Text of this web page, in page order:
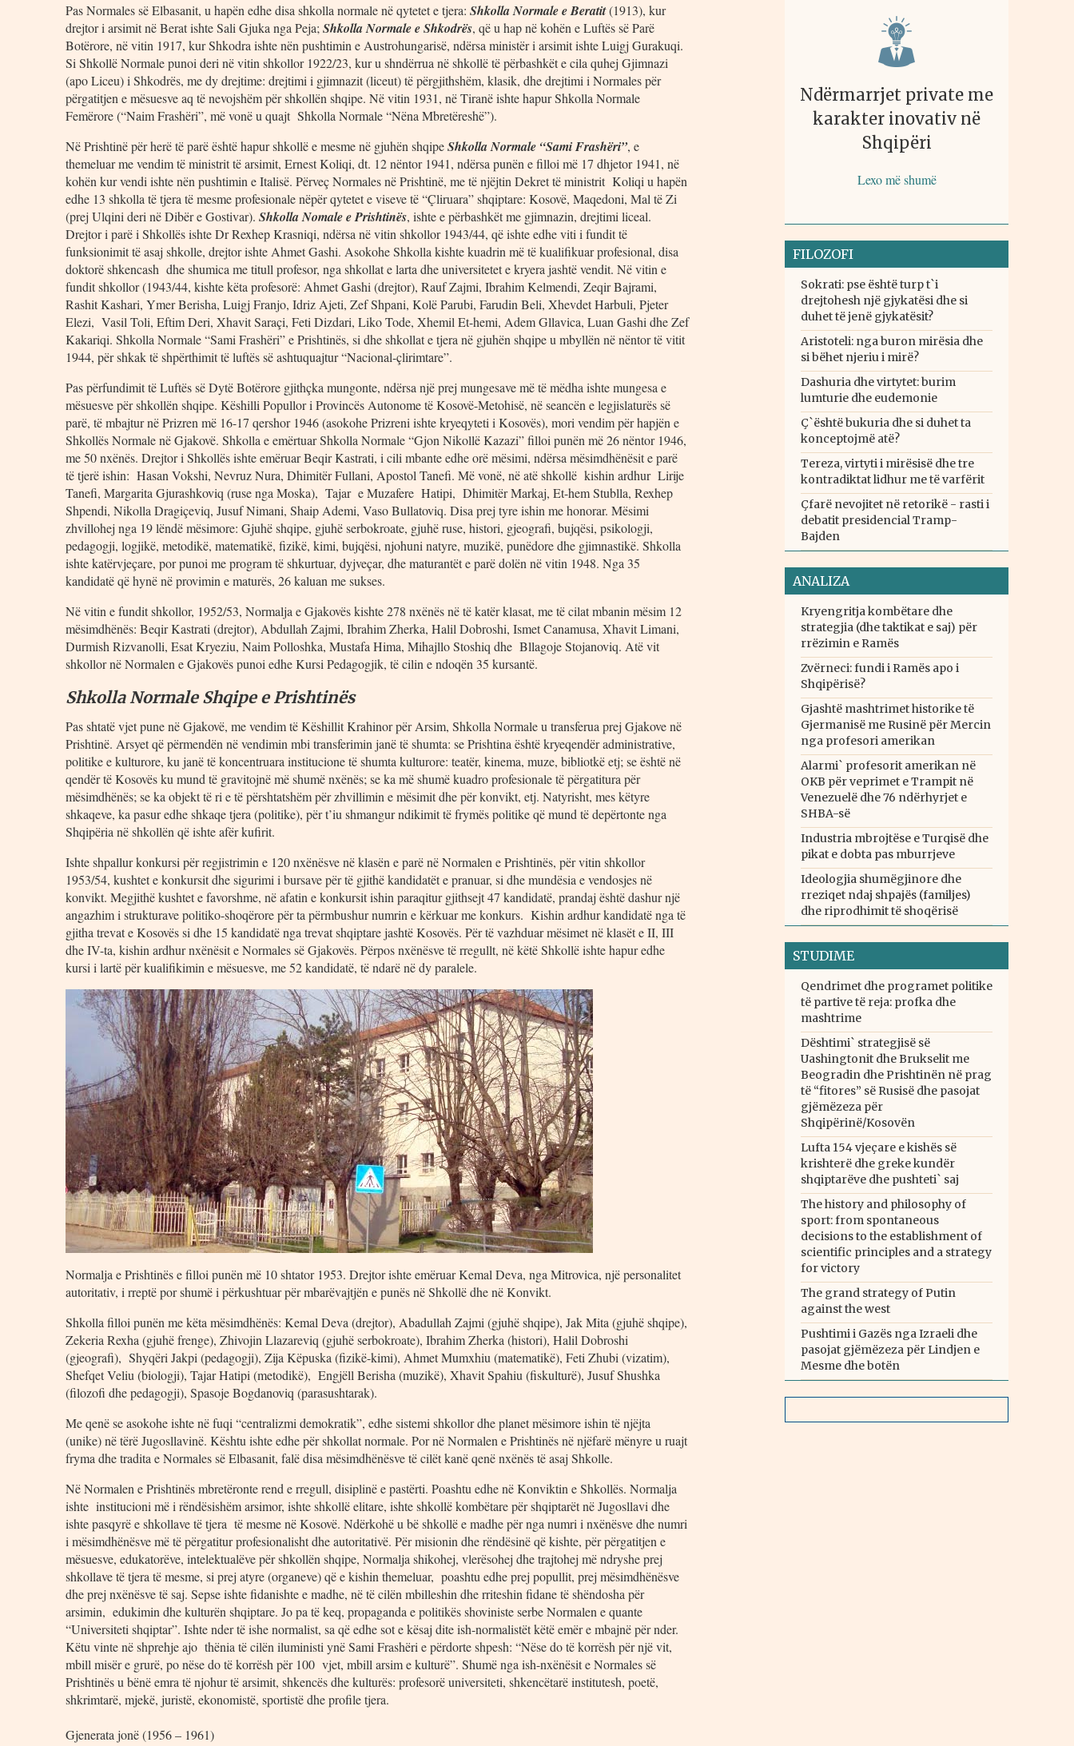
Pas Normales së Elbasanit, u hapën edhe disa shkolla normale në qytetet e tjera: Shkolla Normale e Beratit(1913), kur
drejtor i arsimit në Berat ishte Sali Gjuka nga Peja; Shkolla Normale e Shkodrës, që u hap në kohën e Luftës së Parë
Botërore, në vitin 1917, kur Shkodra ishte nën pushtimin e Austrohungarisë, ndërsa ministër i arsimit ishte Luigj Gurakuqi.
Si Shkollë Normale punoi deri në vitin shkollor 1922/23, kur u shndërrua në shkollë të përbashkët e cila quhej Gjimnazi
(apo Liceu) i Shkodrës, me dy drejtime: drejtimi i gjimnazit (liceut) të përgjithshëm, klasik, dhe drejtimi i Normales për
përgatitjen e mësuesve aq të nevojshëm për shkollën shqipe. Në vitin 1931, në Tiranë ishte hapur Shkolla Normale
Femërore (“Naim Frashëri”, më vonë u quajt Shkolla Normale “Nëna Mbretëreshë”).
Në Prishtinë për herë të parë është hapur shkollë e mesme në gjuhën shqipeShkolla Normale “Sami Frashëri”, e
themeluar me vendim të ministrit të arsimit, Ernest Koliqi, dt. 12 nëntor 1941, ndërsa punën e filloi më 17 dhjetor 1941, në
kohën kur vendi ishte nën pushtimin e Italisë. Përveç Normales në Prishtinë, me të njëjtin Dekret të ministrit Koliqi u hapën
edhe 13 shkolla të tjera të mesme profesionale nëpër qytetet e viseve të “Çliruara” shqiptare: Kosovë, Maqedoni, Mal të Zi
(prej Ulqini deri në Dibër e Gostivar). Shkolla Nomale e Prishtinës, ishte e përbashkët me gjimnazin, drejtimi liceal.
Drejtor i parë i Shkollës ishte Dr Rexhep Krasniqi, ndërsa në vitin shkollor 1943/44, që ishte edhe viti i fundit të
funksionimit të asaj shkolle, drejtor ishte Ahmet Gashi. Asokohe Shkolla kishte kuadrin më të kualifikuar profesional, disa
doktorë shkencash dhe shumica me titull profesor, nga shkollat e larta dhe universitetet e kryera jashtë vendit. Në vitin e
fundit shkollor (1943/44, kishte këta profesorë: Ahmet Gashi (drejtor), Rauf Zajmi, Ibrahim Kelmendi, Zeqir Bajrami,
Rashit Kashari, Ymer Berisha, Luigj Franjo, Idriz Ajeti, Zef Shpani, Kolë Parubi, Farudin Beli, Xhevdet Harbuli, Pjeter
Elezi, Vasil Toli, Eftim Deri, Xhavit Saraçi, Feti Dizdari, Liko Tode, Xhemil Et-hemi, Adem Gllavica, Luan Gashi dhe Zef
Kakariqi. Shkolla Normale “Sami Frashëri” e Prishtinës, si dhe shkollat e tjera në gjuhën shqipe u mbyllën në nëntor të vitit
1944, për shkak të shpërthimit të luftës së ashtuquajtur “Nacional-çlirimtare”.
Pas përfundimit të Luftës së Dytë Botërore gjithçka mungonte, ndërsa një prej mungesave më të mëdha ishte mungesa e
mësuesve për shkollën shqipe. Këshilli Popullor i Provincës Autonome të Kosovë-Metohisë, në seancën e legjislaturës së
parë, të mbajtur në Prizren më 16-17 qershor 1946 (asokohe Prizreni ishte kryeqyteti i Kosovës), mori vendim për hapjën e
Shkollës Normale në Gjakovë. Shkolla e emërtuar Shkolla Normale “Gjon Nikollë Kazazi” filloi punën më 26 nëntor 1946,
me 50 nxënës. Drejtor i Shkollës ishte emëruar Beqir Kastrati, i cili mbante edhe orë mësimi, ndërsa mësimdhënësit e parë
të tjerë ishin: Hasan Vokshi, Nevruz Nura, Dhimitër Fullani, Apostol Tanefi. Më vonë, në atë shkollë kishin ardhur Lirije
Tanefi, Margarita Gjurashkoviq (ruse nga Moska), Tajar e Muzafere Hatipi, Dhimitër Markaj, Et-hem Stublla, Rexhep
Shpendi, Nikolla Dragiçeviq, Jusuf Nimani, Shaip Ademi, Vaso Bullatoviq. Disa prej tyre ishin me honorar. Mësimi
zhvillohej nga 19 lëndë mësimore: Gjuhë shqipe, gjuhë serbokroate, gjuhë ruse, histori, gjeografi, bujqësi, psikologji,
pedagogji, logjikë, metodikë, matematikë, fizikë, kimi, bujqësi, njohuni natyre, muzikë, punëdore dhe gjimnastikë. Shkolla
ishte katërvjeçare, por punoi me program të shkurtuar, dyjveçar, dhe maturantët e parë dolën në vitin 1948. Nga 35
kandidatë që hynë në provimin e maturës, 26 kaluan me sukses.
Në vitin e fundit shkollor, 1952/53, Normalja e Gjakovës kishte 278 nxënës në të katër klasat, me të cilat mbanin mësim 12
mësimdhënës: Beqir Kastrati (drejtor), Abdullah Zajmi, Ibrahim Zherka, Halil Dobroshi, Ismet Canamusa, Xhavit Limani,
Durmish Rizvanolli, Esat Kryeziu, Naim Polloshka, Mustafa Hima, Mihajllo Stoshiq dhe Bllagoje Stojanoviq. Atë vit
shkollor në Normalen e Gjakovës punoi edhe Kursi Pedagogjik, të cilin e ndoqën 35 kursantë.
Shkolla Normale Shqipe e Prishtinës
Pas shtatë vjet pune në Gjakovë, me vendim të Këshillit Krahinor për Arsim, Shkolla Normale u transferua prej Gjakove në
Prishtinë. Arsyet që përmendën në vendimin mbi transferimin janë të shumta: se Prishtina është kryeqendër administrative,
politike e kulturore, ku janë të koncentruara institucione të shumta kulturore: teatër, kinema, muze, bibliotkë etj; se është në
qendër të Kosovës ku mund të gravitojnë më shumë nxënës; se ka më shumë kuadro profesionale të përgatitura për
mësimdhënës; se ka objekt të ri e të përshtatshëm për zhvillimin e mësimit dhe për konvikt, etj. Natyrisht, mes këtyre
shkaqeve, ka pasur edhe shkaqe tjera (politike), për t’iu shmangur ndikimit të frymës politike që mund të depërtonte nga
Shqipëria në shkollën që ishte afër kufirit.
Ishte shpallur konkursi për regjistrimin e 120 nxënësve në klasën e parë në Normalen e Prishtinës, për vitin shkollor
1953/54, kushtet e konkursit dhe sigurimi i bursave për të gjithë kandidatët e pranuar, si dhe mundësia e vendosjes në
konvikt. Megjithë kushtet e favorshme, në afatin e konkursit ishin paraqitur gjithsejt 47 kandidatë, prandaj është dashur një
angazhim i strukturave politiko-shoqërore për ta përmbushur numrin e kërkuar me konkurs. Kishin ardhur kandidatë nga të
gjitha trevat e Kosovës si dhe 15 kandidatë nga trevat shqiptare jashtë Kosovës. Për të vazhduar mësimet në klasët e II, III
dhe IV-ta, kishin ardhur nxënësit e Normales së Gjakovës. Përpos nxënësve të rregullt, në këtë Shkollë ishte hapur edhe
kursi i lartë për kualifikimin e mësuesve, me 52 kandidatë, të ndarë në dy paralele.
Normalja e Prishtinës e filloi punën më 10 shtator 1953. Drejtor ishte emëruar Kemal Deva, nga Mitrovica, një personalitet
autoritativ, i rreptë por shumë i përkushtuar për mbarëvajtjën e punës në Shkollë dhe në Konvikt.
Shkolla filloi punën me këta mësimdhënës: Kemal Deva (drejtor), Abadullah Zajmi (gjuhë shqipe), Jak Mita (gjuhë shqipe),
Zekeria Rexha (gjuhë frenge), Zhivojin Llazareviq (gjuhë serbokroate), Ibrahim Zherka (histori), Halil Dobroshi
(gjeografi), Shyqëri Jakpi (pedagogji), Zija Këpuska (fizikë-kimi), Ahmet Mumxhiu (matematikë), Feti Zhubi (vizatim),
Shefqet Veliu (biologji), Tajar Hatipi (metodikë), Engjëll Berisha (muzikë), Xhavit Spahiu (fiskulturë), Jusuf Shushka
(filozofi dhe pedagogji), Spasoje Bogdanoviq (parasushtarak).
Me qenë se asokohe ishte në fuqi “centralizmi demokratik”, edhe sistemi shkollor dhe planet mësimore ishin të njëjta
(unike) në tërë Jugosllavinë. Kështu ishte edhe për shkollat normale. Por në Normalen e Prishtinës në njëfarë mënyre u ruajt
fryma dhe tradita e Normales së Elbasanit, falë disa mësimdhënësve të cilët kanë qenë nxënës të asaj Shkolle.
Në Normalen e Prishtinës mbretëronte rend e rregull, disiplinë e pastërti. Poashtu edhe në Konviktin e Shkollës. Normalja
ishte institucioni më i rëndësishëm arsimor, ishte shkollë elitare, ishte shkollë kombëtare për shqiptarët në Jugosllavi dhe
ishte pasqyrë e shkollave të tjera të mesme në Kosovë. Ndërkohë u bë shkollë e madhe për nga numri i nxënësve dhe numri
i mësimdhënësve më të përgatitur profesionalisht dhe autoritativë. Për misionin dhe rëndësinë që kishte, për përgatitjen e
mësuesve, edukatorëve, intelektualëve për shkollën shqipe, Normalja shikohej, vlerësohej dhe trajtohej më ndryshe prej
shkollave të tjera të mesme, si prej atyre (organeve) që e kishin themeluar, poashtu edhe prej popullit, prej mësimdhënësve
dhe prej nxënësve të saj. Sepse ishte fidanishte e madhe, në të cilën mbilleshin dhe rriteshin fidane të shëndosha për
arsimin, edukimin dhe kulturën shqiptare. Jo pa të keq, propaganda e politikës shoviniste serbe Normalen e quante
“Universiteti shqiptar”. Ishte nder të ishe normalist, sa që edhe sot e kësaj dite ish-normalistët këtë emër e mbajnë për nder.
Këtu vinte në shprehje ajo thënia të cilën iluministi ynë Sami Frashëri e përdorte shpesh: “Nëse do të korrësh për një vit,
mbill misër e grurë, po nëse do të korrësh për 100 vjet, mbill arsim e kulturë”. Shumë nga ish-nxënësit e Normales së
Prishtinës u bënë emra të njohur të arsimit, shkencës dhe kulturës: profesorë universiteti, shkencëtarë institutesh, poetë,
shkrimtarë, mjekë, juristë, ekonomistë, sportistë dhe profile tjera.
Gjenerata jonë (1956 – 1961)
Ndërmarrjet private me
karakter inovativ në
Shqipëri
Lexo më shumë
FILOZOFI
Sokrati: pse është turp t`i
drejtohesh një gjykatësi dhe si
duhet të jenë gjykatësit?
Aristoteli: nga buron mirësia dhe
si bëhet njeriu i mirë?
Dashuria dhe virtytet: burim
lumturie dhe eudemonie
Ç`është bukuria dhe si duhet ta
konceptojmë atë?
Tereza, virtyti i mirësisë dhe tre
kontradiktat lidhur me të varfërit
Çfarë nevojitet në retorikë - rasti i
debatit presidencial Tramp-
Bajden
ANALIZA
Kryengritja kombëtare dhe
strategjia (dhe taktikat e saj) për
rrëzimin e Ramës
Zvërneci: fundi i Ramës apo i
Shqipërisë?
Gjashtë mashtrimet historike të
Gjermanisë me Rusinë për Mercin
nga profesori amerikan
Alarmi` profesorit amerikan në
OKB për veprimet e Trampit në
Venezuelë dhe 76 ndërhyrjet e
SHBA-së
Industria mbrojtëse e Turqisë dhe
pikat e dobta pas mburrjeve
Ideologjia shumëgjinore dhe
rreziqet ndaj shpajës (familjes)
dhe riprodhimit të shoqërisë
STUDIME
Qendrimet dhe programet politike
të partive të reja: profka dhe
mashtrime
Dështimi` strategjisë së
Uashingtonit dhe Brukselit me
Beogradin dhe Prishtinën në prag
të “fitores” së Rusisë dhe pasojat
gjëmëzeza për
Shqipërinë/Kosovën
Lufta 154 vjeçare e kishës së
krishterë dhe greke kundër
shqiptarëve dhe pushteti` saj
The history and philosophy of
sport: from spontaneous
decisions to the establishment of
scientific principles and a strategy
for victory
The grand strategy of Putin
against the west
Pushtimi i Gazës nga Izraeli dhe
pasojat gjëmëzeza për Lindjen e
Mesme dhe botën